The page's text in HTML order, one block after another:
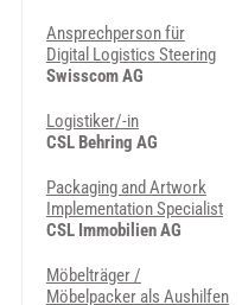
Ansprechperson für
Digital Logistics Steering
Swisscom AG
Logistiker/-in
CSL Behring AG
Packaging and Artwork
Implementation Specialist
CSL Immobilien AG
Möbelträger /
Möbelpacker als Aushilfen